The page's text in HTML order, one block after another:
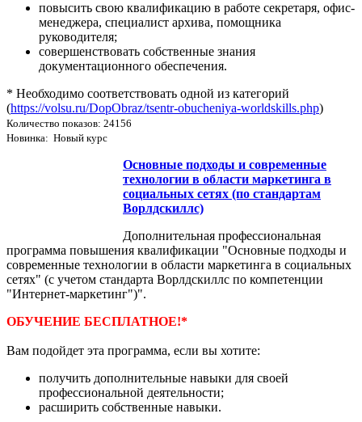
повысить свою квалификацию в работе секретаря, офис-
менеджера, специалист архива, помощника
руководителя;
совершенствовать собственные знания
документационного обеспечения.
* Необходимо соответствовать одной из категорий
(https://volsu.ru/DopObraz/tsentr-obucheniya-worldskills.php)
Количество показов: 24156
Новинка: Новый курс
Основные подходы и современные
технологии в области маркетинга в
социальных сетях (по стандартам
Ворлдскиллс)
Дополнительная профессиональная
программа повышения квалификации "Основные подходы и
современные технологии в области маркетинга в социальных
сетях" (с учетом стандарта Ворлдскиллс по компетенции
"Интернет-маркетинг")".
ОБУЧЕНИЕ БЕСПЛАТНОЕ!*
Вам подойдет эта программа, если вы хотите:
получить дополнительные навыки для своей
профессиональной деятельности;
расширить собственные навыки.